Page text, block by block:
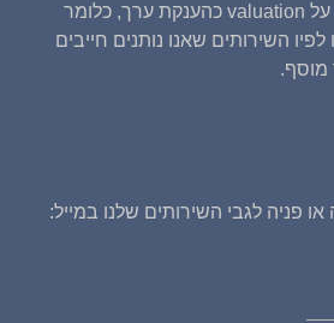
הערכות שווי, וגם מרמז על valuation כהענקת ערך, כלומר
השירותים שאנו נותנים חייבים
מוסף.
פניה לגבי השירותים שלנו במייל: